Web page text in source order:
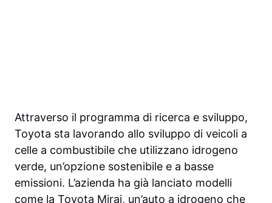
Attraverso il programma di ricerca e sviluppo,
Toyota sta lavorando allo sviluppo di veicoli a
celle a combustibile che utilizzano idrogeno
verde, un’opzione sostenibile e a basse
emissioni. L’azienda ha già lanciato modelli
come la Toyota Mirai, un’auto a idrogeno che